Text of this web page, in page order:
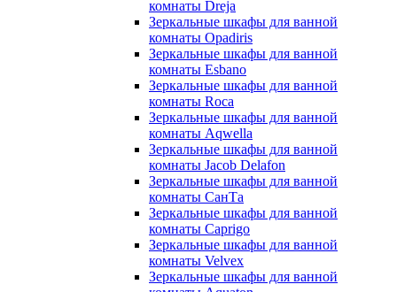
комнаты Dreja
Зеркальные шкафы для ванной
комнаты Opadiris
Зеркальные шкафы для ванной
комнаты Esbano
Зеркальные шкафы для ванной
комнаты Roca
Зеркальные шкафы для ванной
комнаты Aqwella
Зеркальные шкафы для ванной
комнаты Jacob Delafon
Зеркальные шкафы для ванной
комнаты СанТа
Зеркальные шкафы для ванной
комнаты Caprigo
Зеркальные шкафы для ванной
комнаты Velvex
Зеркальные шкафы для ванной